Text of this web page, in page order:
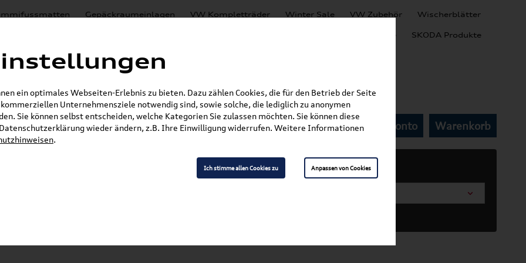
Gepäckraumeinlagen VW Kompletträder Winter Sale VW Zubehör Wischerblätter
SEAT Produkte SKODA Produkte
Lackierungen
E-Mail
Zubehör » Transport- & Trägersysteme » Grundträger Mein Kundenkonto Warenkorb
ein optimales Webseiten-Erlebnis zu bieten. Dazu zählen Cookies, die für den Betrieb der Seite
Unternehmensziele notwendig sind, sowie solche, die lediglich zu anonymen
Sie können selbst entscheiden, welche Kategorien Sie zulassen möchten. Sie können diese
wieder ändern, z.B. Ihre Einwilligung widerrufen. Weitere Informationen
.
Ich stimme allen Cookies zu Anpassen von Cookies